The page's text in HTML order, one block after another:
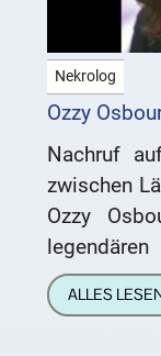
Nekrolog
Ozzy
Nachruf
zwischen
Ozzy
Sabbath
ALLES